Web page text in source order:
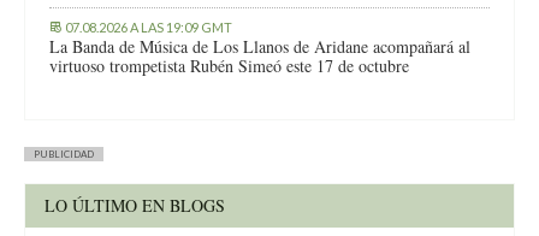
07.08.2026 A LAS 19:09 GMT
La Banda de Música de Los Llanos de Aridane acompañará al
virtuoso trompetista Rubén Simeó este 17 de octubre
PUBLICIDAD
LO ÚLTIMO EN BLOGS